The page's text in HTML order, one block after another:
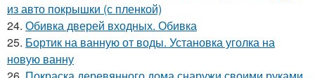
из авто покрышки (с пленкой)
24. Обивка дверей входных. Обивка
25. Бортик на ванную от воды. Установка уголка на
новую ванну